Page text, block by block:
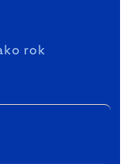
rok